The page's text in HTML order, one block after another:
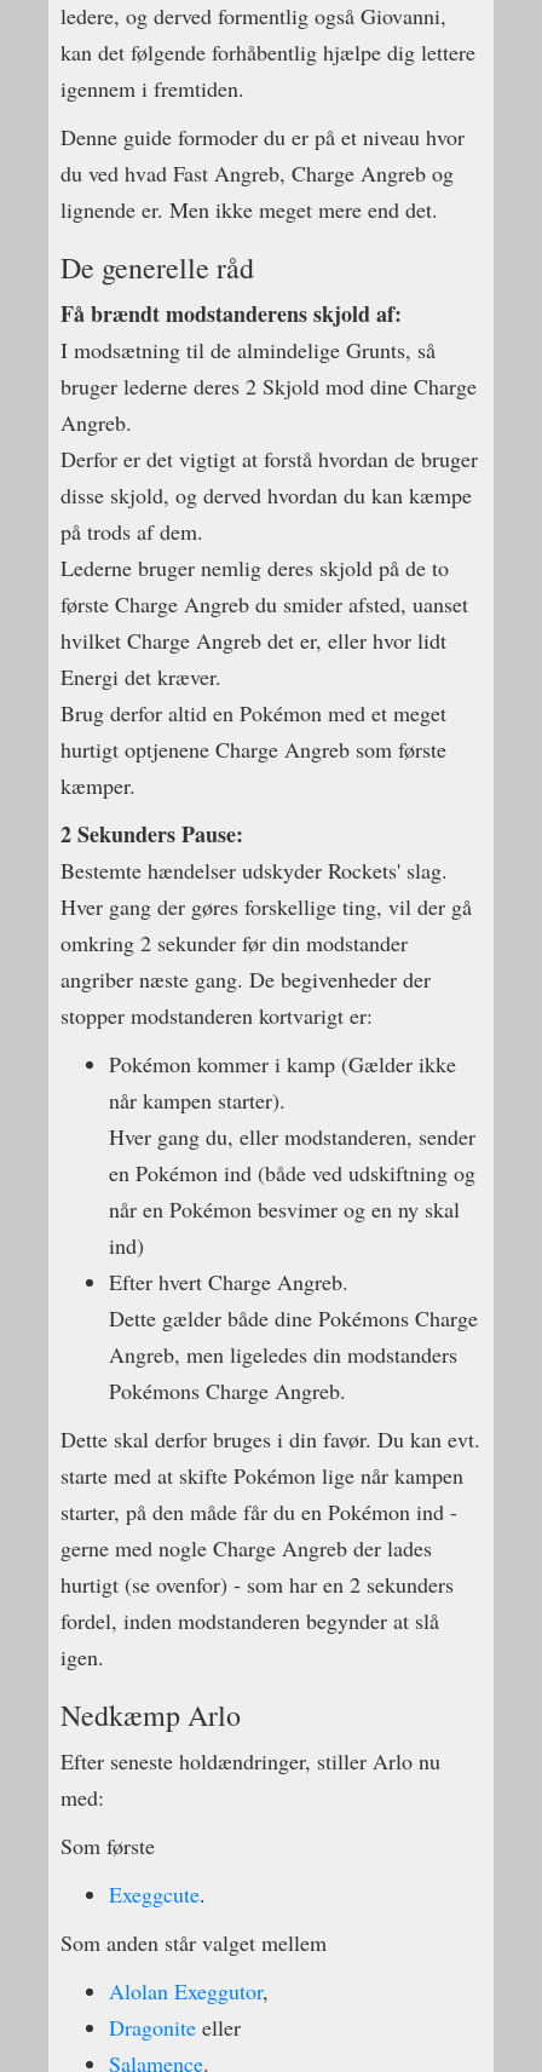
ledere, og derved formentlig også Giovanni,
kan det følgende forhåbentlig hjælpe dig lettere
igennem i fremtiden.
Denne guide formoder du er på et niveau hvor
du ved hvad Fast Angreb, Charge Angreb og
lignende er. Men ikke meget mere end det.
De generelle råd
Få brændt modstanderens skjold af:
I modsætning til de almindelige Grunts, så
bruger lederne deres 2 Skjold mod dine Charge
Angreb.
Derfor er det vigtigt at forstå hvordan de bruger
disse skjold, og derved hvordan du kan kæmpe
på trods af dem.
Lederne bruger nemlig deres skjold på de to
første Charge Angreb du smider afsted, uanset
hvilket Charge Angreb det er, eller hvor lidt
Energi det kræver.
Brug derfor altid en Pokémon med et meget
hurtigt optjenene Charge Angreb som første
kæmper.
2 Sekunders Pause:
Bestemte hændelser udskyder Rockets' slag.
Hver gang der gøres forskellige ting, vil der gå
omkring 2 sekunder før din modstander
angriber næste gang. De begivenheder der
stopper modstanderen kortvarigt er:
Pokémon kommer i kamp (Gælder ikke
når kampen starter).
Hver gang du, eller modstanderen, sender
en Pokémon ind (både ved udskiftning og
når en Pokémon besvimer og en ny skal
ind)
Efter hvert Charge Angreb.
Dette gælder både dine Pokémons Charge
Angreb, men ligeledes din modstanders
Pokémons Charge Angreb.
Dette skal derfor bruges i din favør. Du kan evt.
starte med at skifte Pokémon lige når kampen
starter, på den måde får du en Pokémon ind -
gerne med nogle Charge Angreb der lades
hurtigt (se ovenfor) - som har en 2 sekunders
fordel, inden modstanderen begynder at slå
igen.
Nedkæmp Arlo
Efter seneste holdændringer, stiller Arlo nu
med:
Som første
Exeggcute.
Som anden står valget mellem
Alolan Exeggutor,
Dragonite eller
Salamence.